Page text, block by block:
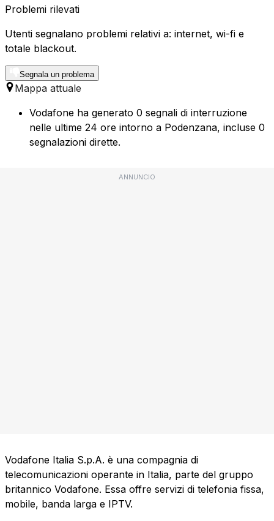
Problemi rilevati
Utenti segnalano problemi relativi a: internet, wi-fi e
totale blackout.
Segnala un problema
Mappa attuale
Vodafone ha generato 0 segnali di interruzione
nelle ultime 24 ore intorno a Podenzana, incluse 0
segnalazioni dirette.
ANNUNCIO
Vodafone Italia S.p.A. è una compagnia di
telecomunicazioni operante in Italia, parte del gruppo
britannico Vodafone. Essa offre servizi di telefonia fissa,
mobile, banda larga e IPTV.